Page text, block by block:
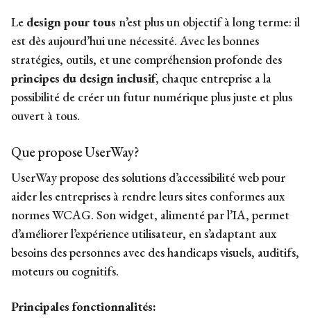
Le design pour tous n’est plus un objectif à long terme: il
est dès aujourd’hui une nécessité. Avec les bonnes
stratégies, outils, et une compréhension profonde des
principes du design inclusif, chaque entreprise a la
possibilité de créer un futur numérique plus juste et plus
ouvert à tous.
Que propose UserWay?
UserWay propose des solutions d’accessibilité web pour
aider les entreprises à rendre leurs sites conformes aux
normes WCAG. Son widget, alimenté par l’IA, permet
d’améliorer l’expérience utilisateur, en s’adaptant aux
besoins des personnes avec des handicaps visuels, auditifs,
moteurs ou cognitifs.
Principales fonctionnalités: